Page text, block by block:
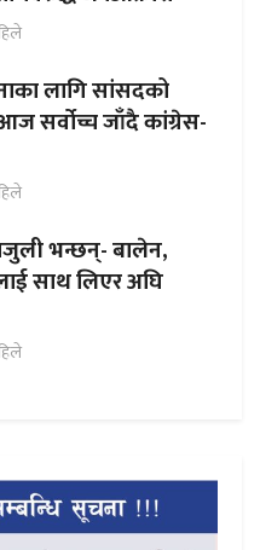
लागि सांसदको
सर्वोच्च जाँदै कांग्रेस-
भन्छन्- बालेन,
साथ लिएर अघि